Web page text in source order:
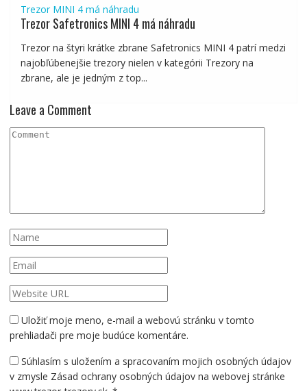
Trezor MINI 4 má náhradu
Trezor Safetronics MINI 4 má náhradu
Trezor na štyri krátke zbrane Safetronics MINI 4 patrí medzi
najobľúbenejšie trezory nielen v kategórii Trezory na
zbrane, ale je jedným z top...
Leave a Comment
Uložiť moje meno, e-mail a webovú stránku v tomto
prehliadači pre moje budúce komentáre.
Súhlasím s uložením a spracovaním mojich osobných údajov
v zmysle Zásad ochrany osobných údajov na webovej stránke